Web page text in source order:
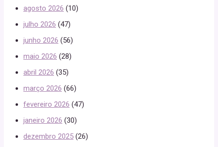
agosto 2026 (10)
julho 2026 (47)
junho 2026 (56)
maio 2026 (28)
abril 2026 (35)
março 2026 (66)
fevereiro 2026 (47)
janeiro 2026 (30)
dezembro 2025 (26)